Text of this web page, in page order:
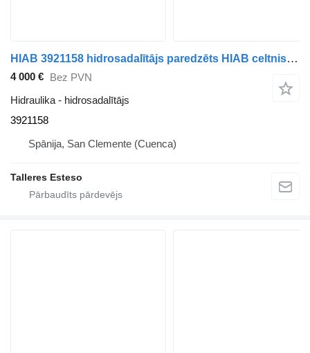
HIAB 3921158 hidrosadalītājs paredzēts HIAB celtnis-manipulators
4 000 €
Bez PVN
Hidraulika - hidrosadalītājs
3921158
Spānija, San Clemente (Cuenca)
Talleres Esteso